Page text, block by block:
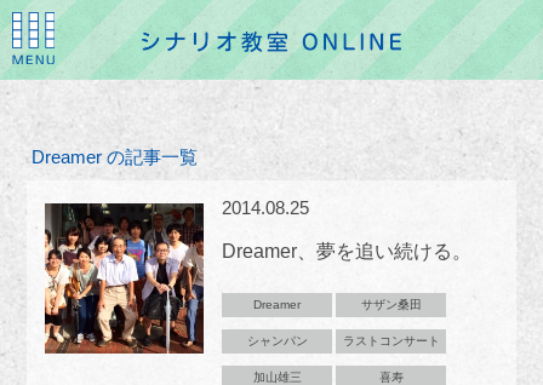
Dreamer の記事一覧
2014.08.25
Dreamer、夢を追い続ける。
Dreamer サザン桑田
シャンパン ラストコンサート
加山雄三 喜寿